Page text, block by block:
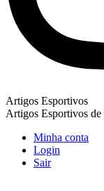
Artigos Esportivos
Artigos Esportivos de
Minha conta
Login
Sair